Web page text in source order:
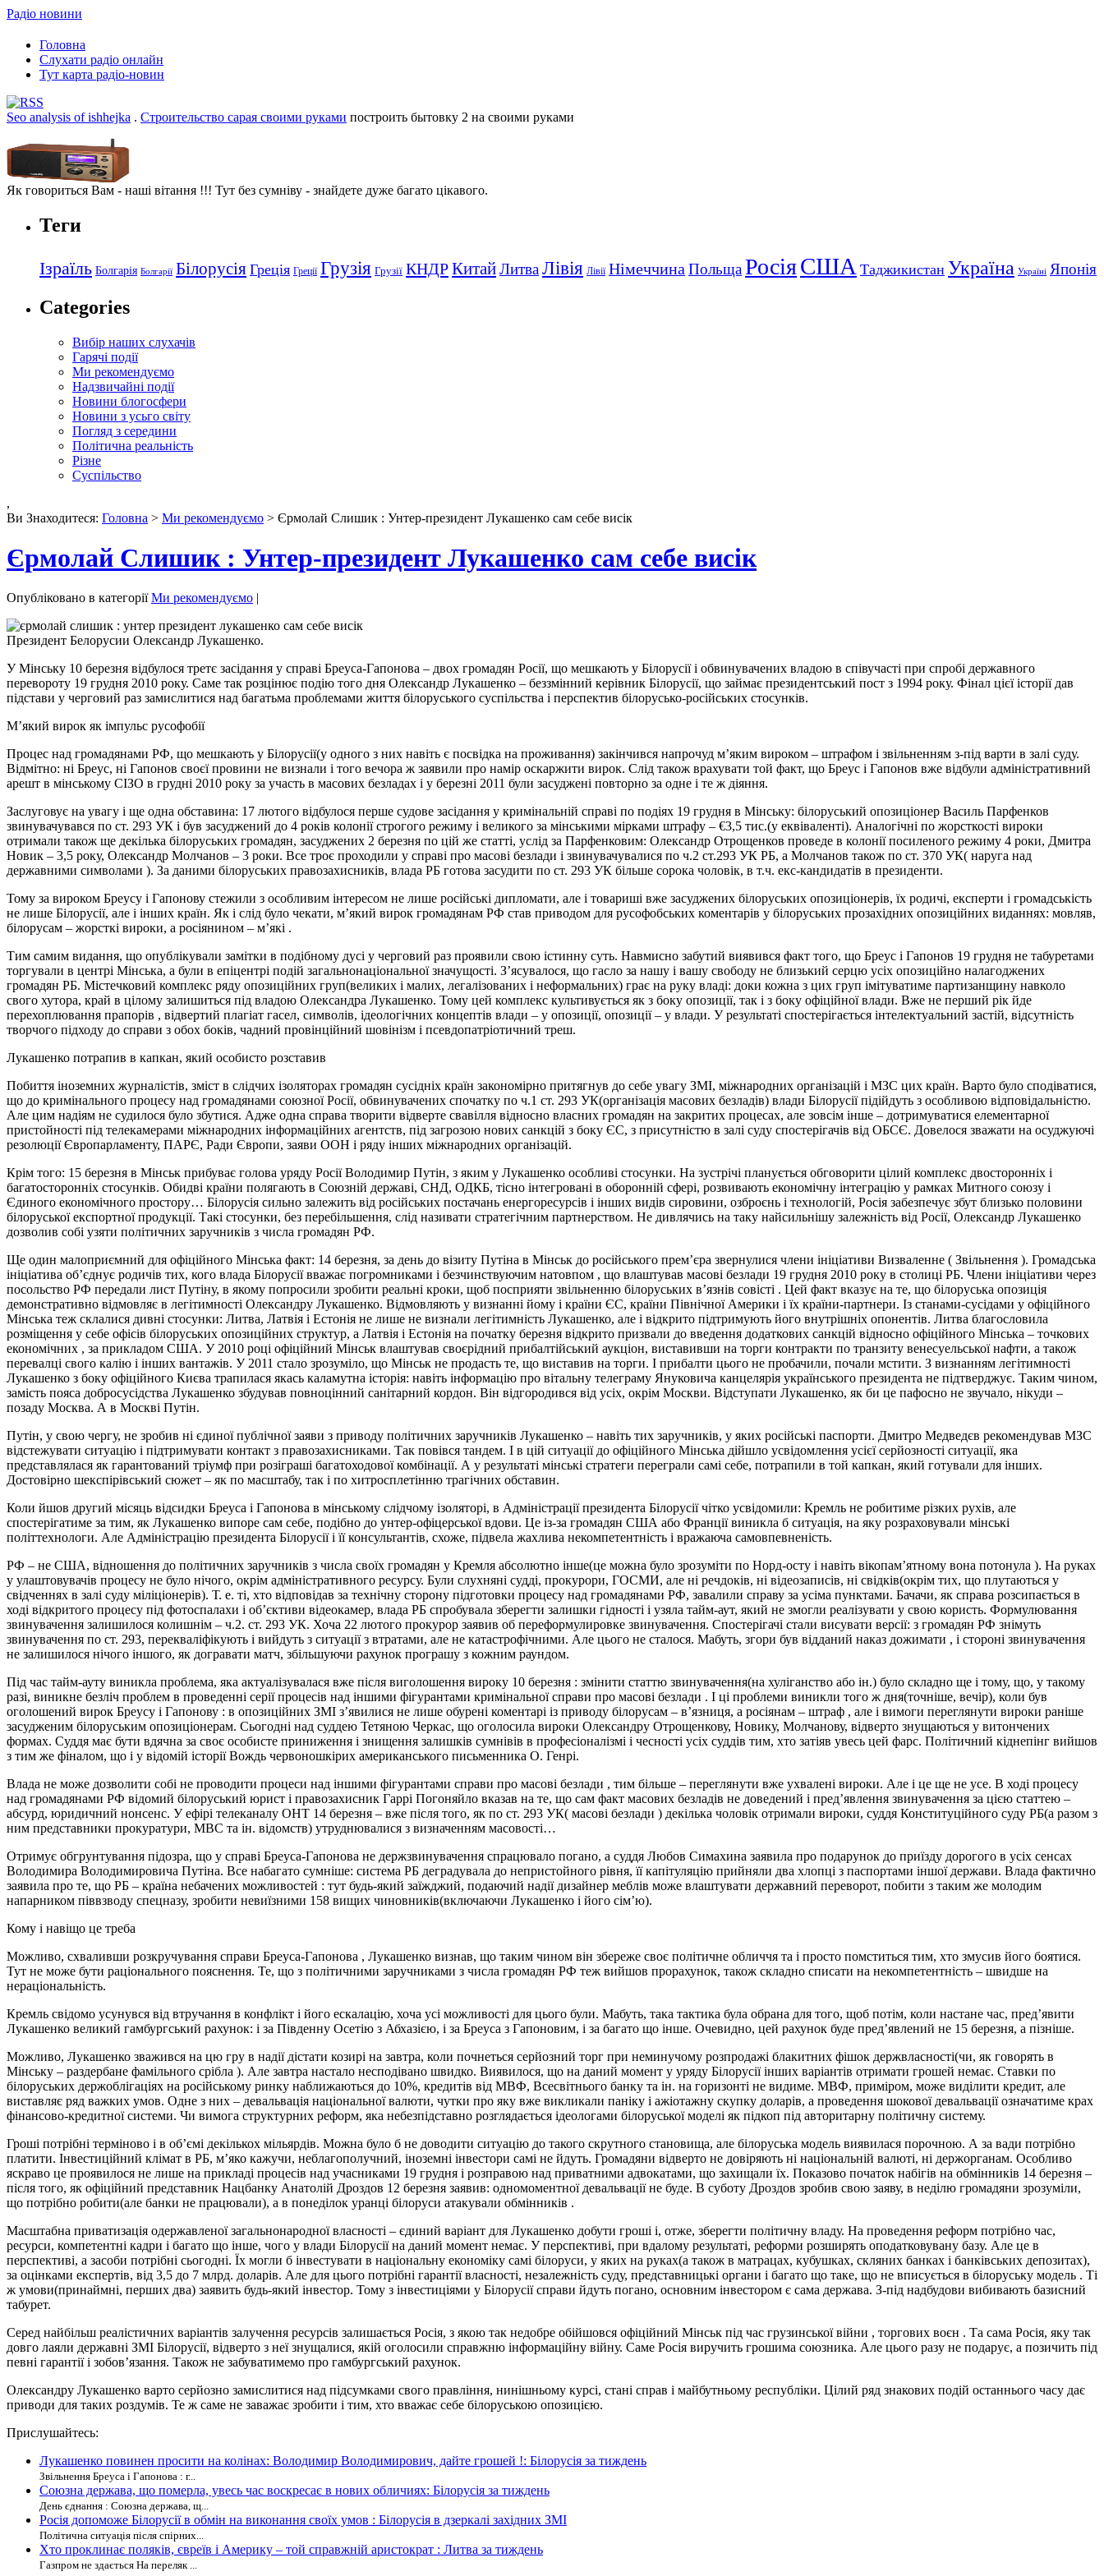
Радіо новини
Головна
Слухати радіо онлайн
Тут карта радіо-новин
Seo analysis of ishhejka . Строительство сарая своими руками построить бытовку 2 на своими руками
Як говориться Вам - наші вітання !!! Тут без сумніву - знайдете дуже багато цікавого.
Теги
Ізраїль Болгарія Болгарії Білорусія Греція Греції Грузія Грузії КНДРКитайЛитваЛівія Лівії Німеччина ПольщаРосіяСША Таджикистан Україна Україні Японія
Categories
Вибір наших слухачів
Гарячі події
Ми рекомендуємо
Надзвичайні події
Новини блогосфери
Новини з усьго світу
Погляд з середини
Політична реальність
Різне
Суспільство
,
Ви Знаходитеся: Головна > Ми рекомендуємо > Єрмолай Слишик : Унтер-президент Лукашенко сам себе висік
Єрмолай Слишик : Унтер-президент Лукашенко сам себе висік
Опубліковано в категоріїМи рекомендуємо |
Президент Белорусии Олександр Лукашенко.
У Мінську 10 березня відбулося третє засідання у справі Бреуса-Гапонова – двох громадян Росії, що мешкають у Білорусії і обвинувачених владою в співучасті при спробі державного
перевороту 19 грудня 2010 року. Саме так розцінює подію того дня Олександр Лукашенко – беззмінний керівник Білорусії, що займає президентський пост з 1994 року. Фінал цієї історії дав
підстави у черговий раз замислитися над багатьма проблемами життя білоруського суспільства і перспектив білорусько-російських стосунків.
М’який вирок як імпульс русофобії
Процес над громадянами РФ, що мешкають у Білорусії(у одного з них навіть є посвідка на проживання) закінчився напрочуд м’яким вироком – штрафом і звільненням з-під варти в залі суду.
Відмітно: ні Бреус, ні Гапонов своєї провини не визнали і того вечора ж заявили про намір оскаржити вирок. Слід також врахувати той факт, що Бреус і Гапонов вже відбули адміністративний
арешт в мінському СІЗО в грудні 2010 року за участь в масових безладах і у березні 2011 були засуджені повторно за одне і те ж діяння.
Заслуговує на увагу і ще одна обставина: 17 лютого відбулося перше судове засідання у кримінальній справі по подіях 19 грудня в Мінську: білоруський опозиціонер Василь Парфенков
звинувачувався по ст. 293 УК і був засуджений до 4 років колонії строгого режиму і великого за мінськими мірками штрафу – €3,5 тис.(у еквіваленті). Аналогічні по жорсткості вироки
отримали також ще декілька білоруських громадян, засуджених 2 березня по цій же статті, услід за Парфенковим: Олександр Отрощенков проведе в колонії посиленого режиму 4 роки, Дмитра
Новик – 3,5 року, Олександр Молчанов – 3 роки. Все троє проходили у справі про масові безлади і звинувачувалися по ч.2 ст.293 УК РБ, а Молчанов також по ст. 370 УК( наруга над
державними символами ). За даними білоруських правозахисників, влада РБ готова засудити по ст. 293 УК більше сорока чоловік, в т.ч. екс-кандидатів в президенти.
Тому за вироком Бреусу і Гапонову стежили з особливим інтересом не лише російські дипломати, але і товариші вже засуджених білоруських опозиціонерів, їх родичі, експерти і громадськість
не лише Білорусії, але і інших країн. Як і слід було чекати, м’який вирок громадянам РФ став приводом для русофобських коментарів у білоруських прозахідних опозиційних виданнях: мовляв,
білорусам – жорсткі вироки, а росіянином – м’які .
Тим самим видання, що опублікували замітки в подібному дусі у черговий раз проявили свою істинну суть. Навмисно забутий виявився факт того, що Бреус і Гапонов 19 грудня не табуретами
торгували в центрі Мінська, а були в епіцентрі подій загальнонаціональної значущості. З’ясувалося, що гасло за нашу і вашу свободу не близький серцю усіх опозиційно налагоджених
громадян РБ. Містечковий комплекс ряду опозиційних груп(великих і малих, легалізованих і неформальних) грає на руку владі: доки кожна з цих груп імітуватиме партизанщину навколо
свого хутора, край в цілому залишиться під владою Олександра Лукашенко. Тому цей комплекс культивується як з боку опозиції, так і з боку офіційної влади. Вже не перший рік йде
перехоплювання прапорів , відвертий плагіат гасел, символів, ідеологічних концептів влади – у опозиції, опозиції – у влади. У результаті спостерігається інтелектуальний застій, відсутність
творчого підходу до справи з обох боків, чадний провінційний шовінізм і псевдопатріотичний треш.
Лукашенко потрапив в капкан, який особисто розставив
Побиття іноземних журналістів, зміст в слідчих ізоляторах громадян сусідніх країн закономірно притягнув до себе увагу ЗМІ, міжнародних організацій і МЗС цих країн. Варто було сподіватися,
що до кримінального процесу над громадянами союзної Росії, обвинувачених спочатку по ч.1 ст. 293 УК(організація масових безладів) влади Білорусії підійдуть з особливою відповідальністю.
Але цим надіям не судилося було збутися. Адже одна справа творити відверте свавілля відносно власних громадян на закритих процесах, але зовсім інше – дотримуватися елементарної
пристойності під телекамерами міжнародних інформаційних агентств, під загрозою нових санкцій з боку ЄС, з присутністю в залі суду спостерігачів від ОБСЄ. Довелося зважати на осуджуючі
резолюції Європарламенту, ПАРЄ, Ради Європи, заяви ООН і ряду інших міжнародних організацій.
Крім того: 15 березня в Мінськ прибуває голова уряду Росії Володимир Путін, з яким у Лукашенко особливі стосунки. На зустрічі планується обговорити цілий комплекс двосторонніх і
багатосторонніх стосунків. Обидві країни полягають в Союзній державі, СНД, ОДКБ, тісно інтегровані в оборонній сфері, розвивають економічну інтеграцію у рамках Митного союзу і
Єдиного економічного простору… Білорусія сильно залежить від російських постачань енергоресурсів і інших видів сировини, озброєнь і технологій, Росія забезпечує збут близько половини
білоруської експортної продукції. Такі стосунки, без перебільшення, слід називати стратегічним партнерством. Не дивлячись на таку найсильнішу залежність від Росії, Олександр Лукашенко
дозволив собі узяти політичних заручників з числа громадян РФ.
Ще один малоприємний для офіційного Мінська факт: 14 березня, за день до візиту Путіна в Мінськ до російського прем’єра звернулися члени ініціативи Визваленне ( Звільнення ). Громадська
ініціатива об’єднує родичів тих, кого влада Білорусії вважає погромниками і безчинствуючим натовпом , що влаштував масові безлади 19 грудня 2010 року в столиці РБ. Члени ініціативи через
посольство РФ передали лист Путіну, в якому попросили зробити реальні кроки, щоб посприяти звільненню білоруських в’язнів совісті . Цей факт вказує на те, що білоруська опозиція
демонстративно відмовляє в легітимності Олександру Лукашенко. Відмовляють у визнанні йому і країни ЄС, країни Північної Америки і їх країни-партнери. Із станами-сусідами у офіційного
Мінська теж склалися дивні стосунки: Литва, Латвія і Естонія не лише не визнали легітимність Лукашенко, але і відкрито підтримують його внутрішніх опонентів. Литва благословила
розміщення у себе офісів білоруських опозиційних структур, а Латвія і Естонія на початку березня відкрито призвали до введення додаткових санкцій відносно офіційного Мінська – точкових
економічних , за прикладом США. У 2010 році офіційний Мінськ влаштував своєрідний прибалтійський аукціон, виставивши на торги контракти по транзиту венесуельської нафти, а також
перевалці свого калію і інших вантажів. У 2011 стало зрозуміло, що Мінськ не продасть те, що виставив на торги. І прибалти цього не пробачили, почали мстити. З визнанням легітимності
Лукашенко з боку офіційного Києва трапилася якась каламутна історія: навіть інформацію про вітальну телеграму Януковича канцелярія українського президента не підтверджує. Таким чином,
замість пояса добросусідства Лукашенко збудував повноцінний санітарний кордон. Він відгородився від усіх, окрім Москви. Відступати Лукашенко, як би це пафосно не звучало, нікуди –
позаду Москва. А в Москві Путін.
Путін, у свою чергу, не зробив ні єдиної публічної заяви з приводу політичних заручників Лукашенко – навіть тих заручників, у яких російські паспорти. Дмитро Медведєв рекомендував МЗС
відстежувати ситуацію і підтримувати контакт з правозахисниками. Так повівся тандем. І в цій ситуації до офіційного Мінська дійшло усвідомлення усієї серйозності ситуації, яка
представлялася як гарантований тріумф при розіграші багатоходової комбінації. А у результаті мінські стратеги переграли самі себе, потрапили в той капкан, який готували для інших.
Достовірно шекспірівський сюжет – як по масштабу, так і по хитросплетінню трагічних обставин.
Коли йшов другий місяць відсидки Бреуса і Гапонова в мінському слідчому ізоляторі, в Адміністрації президента Білорусії чітко усвідомили: Кремль не робитиме різких рухів, але
спостерігатиме за тим, як Лукашенко випоре сам себе, подібно до унтер-офіцерської вдови. Це із-за громадян США або Франції виникла б ситуація, на яку розраховували мінські
політтехнологи. Але Адміністрацію президента Білорусії і її консультантів, схоже, підвела жахлива некомпетентність і вражаюча самовпевненість.
РФ – не США, відношення до політичних заручників з числа своїх громадян у Кремля абсолютно інше(це можна було зрозуміти по Норд-осту і навіть вікопам’ятному вона потонула ). На руках
у улаштовувачів процесу не було нічого, окрім адміністративного ресурсу. Були слухняні судді, прокурори, ГОСМИ, але ні речдоків, ні відеозаписів, ні свідків(окрім тих, що плутаються у
свідченнях в залі суду міліціонерів). Т. е. ті, хто відповідав за технічну сторону підготовки процесу над громадянами РФ, завалили справу за усіма пунктами. Бачачи, як справа розсипається в
ході відкритого процесу під фотоспалахи і об’єктиви відеокамер, влада РБ спробувала зберегти залишки гідності і узяла тайм-аут, який не змогли реалізувати у свою користь. Формулювання
звинувачення залишилося колишнім – ч.2. ст. 293 УК. Хоча 22 лютого прокурор заявив об переформулировке звинувачення. Спостерігачі стали висувати версії: з громадян РФ знімуть
звинувачення по ст. 293, перекваліфікують і вийдуть з ситуації з втратами, але не катастрофічними. Але цього не сталося. Мабуть, згори був відданий наказ дожимати , і стороні звинувачення
не залишилося нічого іншого, як догравати матч, збільшуючи рахунок програшу з кожним раундом.
Під час тайм-ауту виникла проблема, яка актуалізувалася вже після виголошення вироку 10 березня : змінити статтю звинувачення(на хуліганство або ін.) було складно ще і тому, що, у такому
разі, виникне безліч проблем в проведенні серії процесів над іншими фігурантами кримінальної справи про масові безлади . І ці проблеми виникли того ж дня(точніше, вечір), коли був
оголошений вирок Бреусу і Гапонову : в опозиційних ЗМІ з’явилися не лише обурені коментарі із приводу білорусам – в’язниця, а росіянам – штраф , але і вимоги переглянути вироки раніше
засудженим білоруським опозиціонерам. Сьогодні над суддею Тетяною Черкас, що оголосила вироки Олександру Отрощенкову, Новику, Молчанову, відверто знущаються у витончених
формах. Суддя має бути вдячна за своє особисте приниження і знищення залишків сумнівів в професіоналізмі і чесності усіх суддів тим, хто затіяв увесь цей фарс. Політичний кіднепінг вийшов
з тим же фіналом, що і у відомій історії Вождь червоношкірих американського письменника О. Генрі.
Влада не може дозволити собі не проводити процеси над іншими фігурантами справи про масові безлади , тим більше – переглянути вже ухвалені вироки. Але і це ще не усе. В ході процесу
над громадянами РФ відомий білоруський юрист і правозахисник Гаррі Погоняйло вказав на те, що сам факт масових безладів не доведений і пред’явлення звинувачення за цією статтею –
абсурд, юридичний нонсенс. У ефірі телеканалу ОНТ 14 березня – вже після того, як по ст. 293 УК( масові безлади ) декілька чоловік отримали вироки, суддя Конституційного суду РБ(а разом з
ним представники прокуратури, МВС та ін. відомств) утруднювалися з визначенням масовості…
Отримує обгрунтування підозра, що у справі Бреуса-Гапонова не держзвинувачення спрацювало погано, а суддя Любов Симахина заявила про подарунок до приїзду дорогого в усіх сенсах
Володимира Володимировича Путіна. Все набагато сумніше: система РБ деградувала до непристойного рівня, її капітуляцію прийняли два хлопці з паспортами іншої держави. Влада фактично
заявила про те, що РБ – країна небачених можливостей : тут будь-який заїжджий, подаючий надії дизайнер меблів може влаштувати державний переворот, побити з таким же молодим
напарником піввзводу спецназу, зробити невиїзними 158 вищих чиновників(включаючи Лукашенко і його сім’ю).
Кому і навіщо це треба
Можливо, схваливши розкручування справи Бреуса-Гапонова , Лукашенко визнав, що таким чином він збереже своє політичне обличчя та і просто помститься тим, хто змусив його боятися.
Тут не може бути раціонального пояснення. Те, що з політичними заручниками з числа громадян РФ теж вийшов прорахунок, також складно списати на некомпетентність – швидше на
нераціональність.
Кремль свідомо усунувся від втручання в конфлікт і його ескалацію, хоча усі можливості для цього були. Мабуть, така тактика була обрана для того, щоб потім, коли настане час, пред’явити
Лукашенко великий гамбургський рахунок: і за Південну Осетію з Абхазією, і за Бреуса з Гапоновим, і за багато що інше. Очевидно, цей рахунок буде пред’явлений не 15 березня, а пізніше.
Можливо, Лукашенко зважився на цю гру в надії дістати козирі на завтра, коли почнеться серйозний торг при неминучому розпродажі блакитних фішок держвласності(чи, як говорять в
Мінську – раздербане фамільного срібла ). Але завтра настало несподівано швидко. Виявилося, що на даний момент у уряду Білорусії інших варіантів отримати грошей немає. Ставки по
білоруських держоблігаціях на російському ринку наближаються до 10%, кредитів від МВФ, Всесвітнього банку та ін. на горизонті не видиме. МВФ, приміром, може виділити кредит, але
виставляє ряд важких умов. Одне з них – девальвація національної валюти, чутки про яку вже викликали паніку і ажіотажну скупку доларів, а проведення шокової девальвації означатиме крах
фінансово-кредитної системи. Чи вимога структурних реформ, яка небезпідставно розглядається ідеологами білоруської моделі як підкоп під авторитарну політичну систему.
Гроші потрібні терміново і в об’ємі декількох мільярдів. Можна було б не доводити ситуацію до такого скрутного становища, але білоруська модель виявилася порочною. А за вади потрібно
платити. Інвестиційний клімат в РБ, м’яко кажучи, неблагополучний, іноземні інвестори самі не йдуть. Громадяни відверто не довіряють ні національній валюті, ні держорганам. Особливо
яскраво це проявилося не лише на прикладі процесів над учасниками 19 грудня і розправою над приватними адвокатами, що захищали їх. Показово початок набігів на обмінників 14 березня –
після того, як офіційний представник Нацбанку Анатолій Дроздов 12 березня заявив: одномоментної девальвації не буде. В суботу Дроздов зробив свою заяву, в неділю громадяни зрозуміли,
що потрібно робити(але банки не працювали), а в понеділок уранці білоруси атакували обмінників .
Масштабна приватизація одержавленої загальнонародної власності – єдиний варіант для Лукашенко добути гроші і, отже, зберегти політичну владу. На проведення реформ потрібно час,
ресурси, компетентні кадри і багато що інше, чого у влади Білорусії на даний момент немає. У перспективі, при вдалому результаті, реформи розширять оподатковувану базу. Але це в
перспективі, а засоби потрібні сьогодні. Їх могли б інвестувати в національну економіку самі білоруси, у яких на руках(а також в матрацах, кубушках, скляних банках і банківських депозитах),
за оцінками експертів, від 3,5 до 7 млрд. доларів. Але для цього потрібні гарантії власності, незалежність суду, представницькі органи і багато що таке, що не вписується в білоруську модель . Ті
ж умови(принаймні, перших два) заявить будь-який інвестор. Тому з інвестиціями у Білорусії справи йдуть погано, основним інвестором є сама держава. З-під надбудови вибивають базисний
табурет.
Серед найбільш реалістичних варіантів залучення ресурсів залишається Росія, з якою так недобре обійшовся офіційний Мінськ під час грузинської війни , торгових воєн . Та сама Росія, яку так
довго лаяли державні ЗМІ Білорусії, відверто з неї знущалися, якій оголосили справжню інформаційну війну. Саме Росія виручить грошима союзника. Але цього разу не подарує, а позичить під
певні гарантії і зобов’язання. Також не забуватимемо про гамбургський рахунок.
Олександру Лукашенко варто серйозно замислитися над підсумками свого правління, нинішньому курсі, стані справ і майбутньому республіки. Цілий ряд знакових подій останнього часу дає
приводи для таких роздумів. Те ж саме не заважає зробити і тим, хто вважає себе білоруською опозицією.
Прислушайтесь:
Лукашенко повинен просити на колінах: Володимир Володимирович, дайте грошей !: Білорусія за тиждень
Звільнення Бреуса і Гапонова : г...
Союзна держава, що померла, увесь час воскресає в нових обличиях: Білорусія за тиждень
День єднання : Союзна держава, щ...
Росія допоможе Білорусії в обмін на виконання своїх умов : Білорусія в дзеркалі західних ЗМІ
Політична ситуація після спірних...
Хто проклинає поляків, євреїв і Америку – той справжній аристократ : Литва за тиждень
Газпром не здається На переляк ...